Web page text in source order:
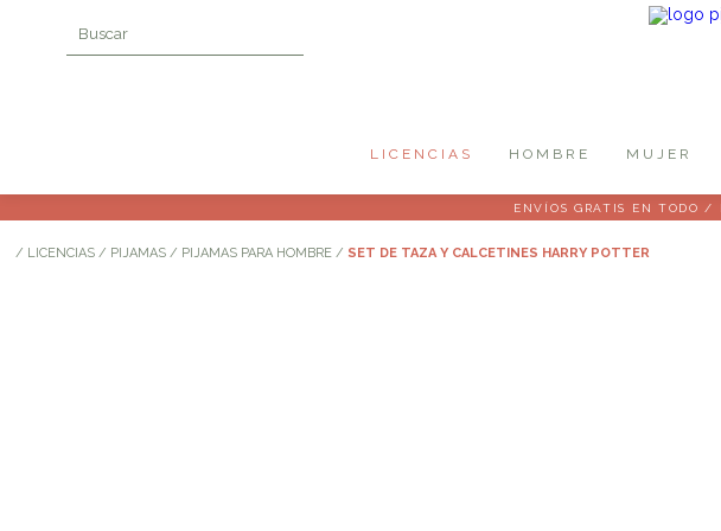
LICENCIAS HOMBRE MUJER
ENVÍOS GRATIS EN
/ LICENCIAS / PIJAMAS / PIJAMAS PARA HOMBRE / SET DE TAZA Y CALCETINES HARRY POTTER